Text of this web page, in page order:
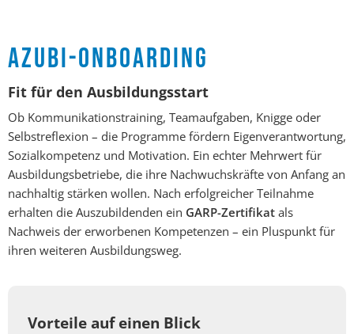
AZUBI-ONBOARDING
Fit für den Ausbildungsstart
Ob Kommunikationstraining, Teamaufgaben, Knigge oder
Selbstreflexion – die Programme fördern Eigenverantwortung,
Sozialkompetenz und Motivation. Ein echter Mehrwert für
Ausbildungsbetriebe, die ihre Nachwuchskräfte von Anfang an
nachhaltig stärken wollen. Nach erfolgreicher Teilnahme
erhalten die Auszubildenden ein GARP-Zertifikat als
Nachweis der erworbenen Kompetenzen – ein Pluspunkt für
ihren weiteren Ausbildungsweg.
Vorteile auf einen Blick